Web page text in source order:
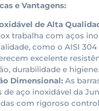
e Vantagens:
de Alta
trabalha com aços
como o AISI 304
excelente
durabilidade e higiene.
Dimensional: As
de aço inoxidável da
com rigoroso